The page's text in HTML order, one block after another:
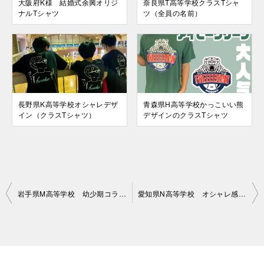
大阪府K様 結婚式余興オリジ
ナルTシャツ
奈良県T高等学校クラスTシャ
ツ（全員の名前）
長野県K高等学校オシャレデザ
イン（クラスTシャツ）
青森県H高等学校かっこいい熊
デザインのクラスTシャツ
投
岩手県M高等学校 幼少期コラージュデザインのクラT 愛知県N高等学校 オシャレ感度高めのクラT